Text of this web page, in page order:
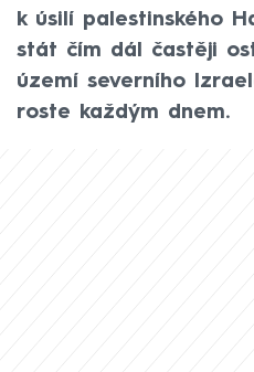
k úsilí palestinského
stát čím dál častěji
území severního
roste každým dnem.